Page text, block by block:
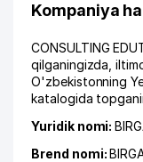
Kompaniya
CONSULTING
qilganingizda,
O'zbekistonning
katalogida
Yuridik nomi:
Brend nomi: